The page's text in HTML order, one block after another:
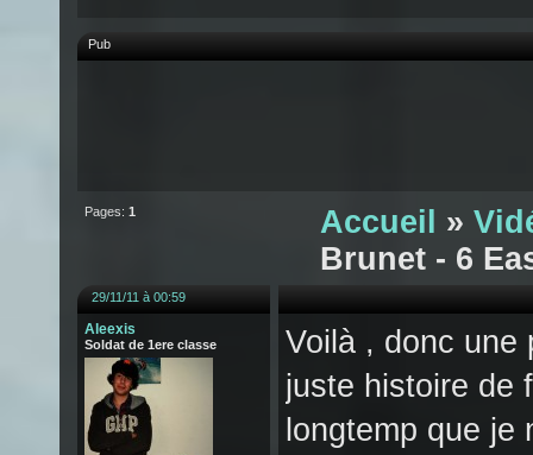
Pub
Pages: 1 Accueil »
Brunet - 6
29/11/11 à 00:59
Aleexis
Soldat de 1ere classe
Voilà , donc une
juste histoire de
longtemp que